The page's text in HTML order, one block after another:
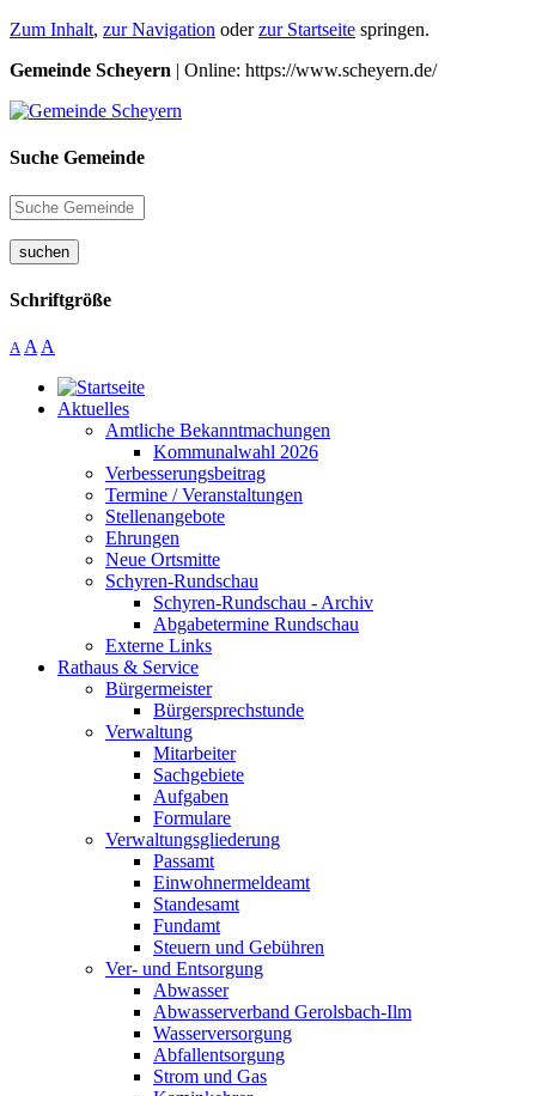
Zum Inhalt, zur Navigation oderzur Startseite springen.
Gemeinde Scheyern | Online: https://www.scheyern.de/
Suche Gemeinde
suchen
Schriftgröße
A A A
Aktuelles
Amtliche Bekanntmachungen
Kommunalwahl 2026
Verbesserungsbeitrag
Termine / Veranstaltungen
Stellenangebote
Ehrungen
Neue Ortsmitte
Schyren-Rundschau
Schyren-Rundschau - Archiv
Abgabetermine Rundschau
Externe Links
Rathaus & Service
Bürgermeister
Bürgersprechstunde
Verwaltung
Mitarbeiter
Sachgebiete
Aufgaben
Formulare
Verwaltungsgliederung
Passamt
Einwohnermeldeamt
Standesamt
Fundamt
Steuern und Gebühren
Ver- und Entsorgung
Abwasser
Abwasserverband Gerolsbach-Ilm
Wasserversorgung
Abfallentsorgung
Strom und Gas